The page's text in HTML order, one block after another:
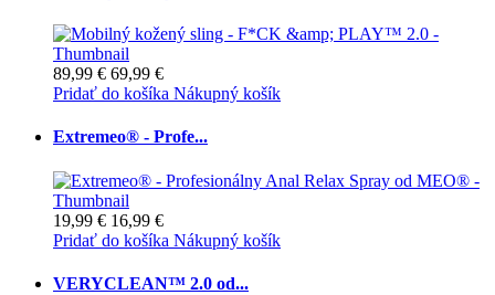
89,99 € 69,99 €
Pridať do košíka Nákupný košík
Extremeo® - Profe...
19,99 € 16,99 €
Pridať do košíka Nákupný košík
VERYCLEAN™ 2.0 od...